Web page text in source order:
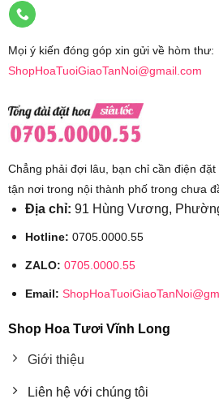
Mọi ý kiến đóng góp xin gửi về hòm thư:
ShopHoaTuoiGiaoTanNoi@gmail.com
Chẳng phải đợi lâu, bạn chỉ cần điện
tận nơi trong nội thành phố trong chưa
Địa chỉ: 91 Hùng Vương,
Hotline: 0705.0000.55
ZALO: 0705.0000.55
Email:
Shop Hoa Tươi Vĩnh Long
Giới thiệu
Liên hệ với chúng tôi